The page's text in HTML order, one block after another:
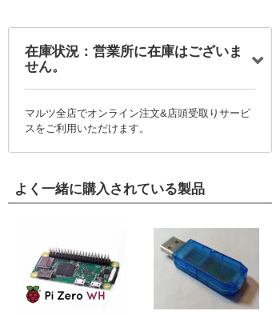
在庫状況：営業所に在庫はございま
せん。
マルツ全店でオンライン注文&店頭受取りサービ
スをご利用いただけます。
よく一緒に購入されている製品